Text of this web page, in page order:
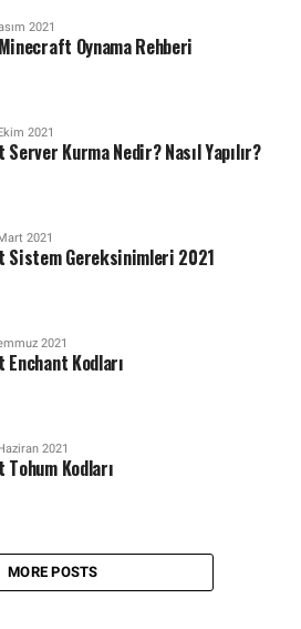
2021
Oynama Rehberi
2021
Kurma Nedir? Nasıl Yapılır?
2021
Sistem Gereksinimleri 2021
2021
Kodları
2021
Kodları
MORE POSTS